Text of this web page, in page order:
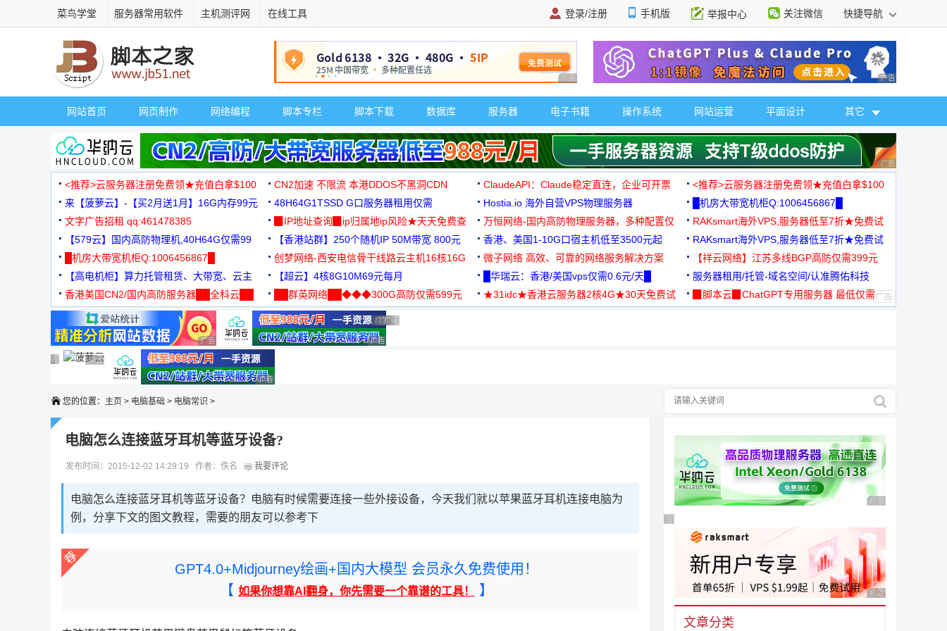
菜鸟学堂 服务器常用软件 主机测评网 在线工具 登录/注册 手机版 举报中心 关注微信 快捷导航
广告 商业广告，理性选择 广告 商业广告，理
网站首页 网页制作 网络编程 脚本专栏 脚本下载 数据库 服务器 电子书籍 操作系统 网站运营 平面设计 其它
广告 商业广告，理
<推荐>云服务器注册免费领★充值白拿$100 CN2加速 不限流 本港DDOS不黑洞CDN ClaudeAPI：Claude稳定直连，企业可开票
<推荐>云服务器注册免费领★充值白拿$100
来【菠萝云】-【买2月送1月】16G内存99元
48H64G1TSSD G口服务器租用仅需
3000+可免费测试
Hostia.io 海外自营VPS物理服务器
█机房大带宽机柜Q:1006456867█
文字广告招租 qq:461478385
▉IP地址查询▉ip归属地ip风险★天天免费查
万恒网络-国内高防物理服务器，多种配置仅
99元/月起
RAKsmart海外VPS,服务器低至7折★免费试
用★
【579云】国内高防物理机,40H64G仅需99
元
【香港站群】250个随机IP 50M带宽 800元 香港、美国1-10G口宿主机低至3500元起
RAKsmart海外VPS,服务器低至7折★免费试
用★
█机房大带宽机柜Q:1006456867█
创梦网络-西安电信骨干线路云主机16核16G
88元/月
微子网络 高效、可靠的网络服务解决方案
【祥云网络】江苏多线BGP高防仅需399元
【高电机柜】算力托管租赁、大带宽、云主
机
【超云】4核8G10M69元每月 █华瑞云：香港/美国vps仅需0.6元/天█
服务器租用/托管-域名空间/认准腾佑科技
香港美国CN2/国内高防服务器██全科云██
██群英网络██◆◆◆300G高防仅需599元
◆◆◆
★31idc★香港云服务器2核4G★30天免费试
▉脚本云▉ChatGPT专用服务器 最低仅需
广告 商业广告，理性选择 广告 商业广告，理性选择
广告 商业广告，理性选择
广告 商业广告，理性选择
广告 商业广告，理性选择
广告 商业广告，理性选择
广告 商业广告，理性选择
广告 商业广告，理性选择广告 商业广告，理性选择
广告 商业广告，理性选择
您的位置： 主页 > 电脑基础 > 电脑常识 >
电脑怎么连接蓝牙耳机等蓝牙设备?
发布时间：2015-12-02 14:29:19 作者：佚名 我要评论
电脑怎么连接蓝牙耳机等蓝牙设备？电脑有时候需要连接一些外接设备，今天我们就以苹果蓝牙耳机连接电脑为
例，分享下文的图文教程，需要的朋友可以参考下
GPT4.0+Midjourney绘画+国内大模型 会员永久免费使用！
【 如果你想靠AI翻身，你先需要一个靠谱的工具！ 】
广告 商业广告，理性
广告 商业广告，理性选择
广告 商业广告，理性
文章分类